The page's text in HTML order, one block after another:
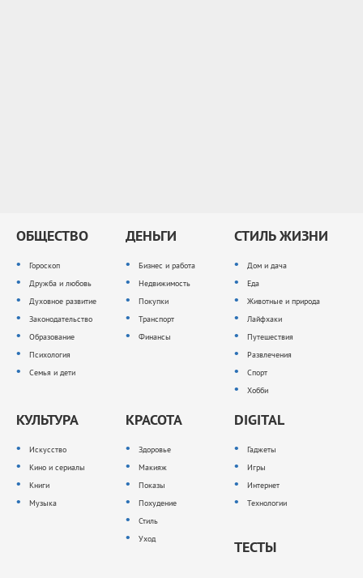
ОБЩЕСТВО
Гороскоп
Дружба и любовь
Духовное развитие
Законодательство
Образование
Психология
Семья и дети
ДЕНЬГИ
Бизнес и работа
Недвижимость
Покупки
Транспорт
Финансы
СТИЛЬ ЖИЗНИ
Дом и дача
Еда
Животные и природа
Лайфхаки
Путешествия
Развлечения
Спорт
Хобби
КУЛЬТУРА
Искусство
Кино и сериалы
Книги
Музыка
КРАСОТА
Здоровье
Макияж
Показы
Похудение
Стиль
Уход
DIGITAL
Гаджеты
Игры
Интернет
Технологии
ТЕСТЫ